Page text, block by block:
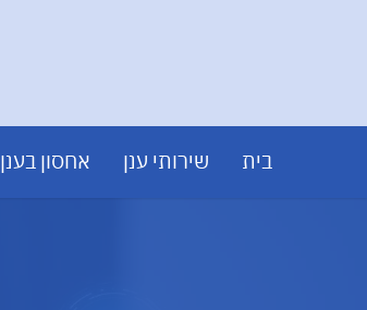
בית שירותי ענן אחסון בענן